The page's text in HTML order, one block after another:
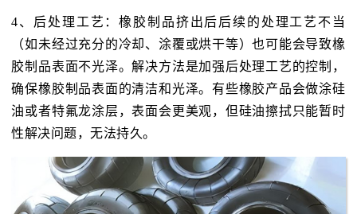
4、后处理工艺：橡胶制品挤出后后续的处理工艺不当
（如未经过充分的冷却、涂覆或烘干等）也可能会导致橡
胶制品表面不光泽。解决方法是加强后处理工艺的控制，
确保橡胶制品表面的清洁和光泽。有些橡胶产品会做涂硅
油或者特氟龙涂层，表面会更美观，但硅油擦拭只能暂时
性解决问题，无法持久。